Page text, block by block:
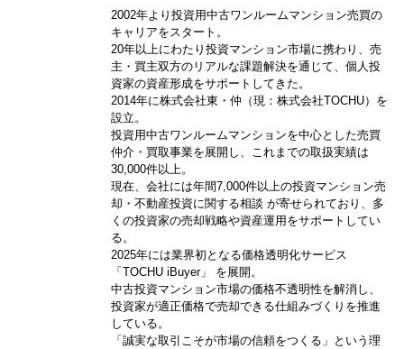
2002年より投資用中古ワンルームマンション売買の
キャリアをスタート。
20年以上にわたり投資マンション市場に携わり、売
主・買主双方のリアルな課題解決を通じて、個人投
資家の資産形成をサポートしてきた。
2014年に株式会社東・仲（現：株式会社TOCHU）を
設立。
投資用中古ワンルームマンションを中心とした売買
仲介・買取事業を展開し、これまでの取扱実績は
30,000件以上。
現在、会社には年間7,000件以上の投資マンション売
却・不動産投資に関する相談 が寄せられており、多
くの投資家の売却戦略や資産運用をサポートしてい
る。
2025年には業界初となる価格透明化サービス
「TOCHU iBuyer」 を展開。
中古投資マンション市場の価格不透明性を解消し、
投資家が適正価格で売却できる仕組みづくりを推進
している。
「誠実な取引こそが市場の信頼をつくる」という理